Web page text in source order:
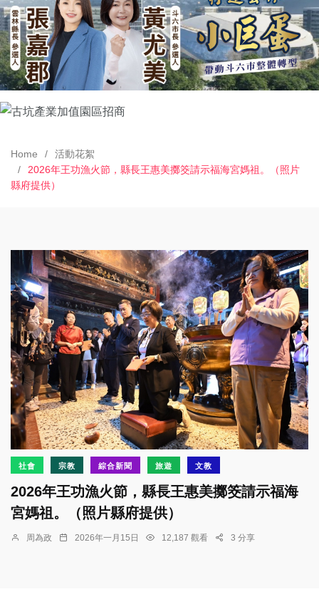
Home
活動花絮
2026年王功漁火節，縣長王惠美擲筊請示福海宮媽祖。（照片
縣府提供）
社會 宗教 綜合新聞 旅遊 文教
2026年王功漁火節，縣長王惠美擲筊請示福海
宮媽祖。（照片縣府提供）
周為政 2026年一月15日 12,187 觀看 3 分享